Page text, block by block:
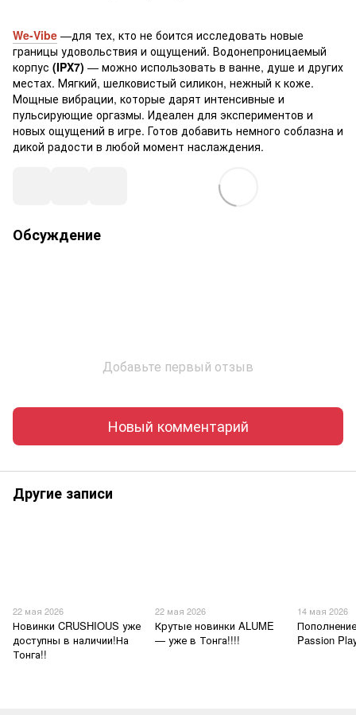
We-Vibe —для тех, кто не боится исследовать новые
границы удовольствия и ощущений. Водонепроницаемый
корпус (IPX7) — можно использовать в ванне, душе и других
местах. Мягкий, шелковистый силикон, нежный к коже.
Мощные вибрации, которые дарят интенсивные и
пульсирующие оргазмы. Идеален для экспериментов и
новых ощущений в игре. Готов добавить немного соблазна и
дикой радости в любой момент наслаждения.
Обсуждение
Добавьте первый отзыв
Новый комментарий
Другие записи
22 мая 2026
Новинки CRUSHIOUS уже
доступны в наличии!На
Тонга!!
22 мая 2026
Крутые новинки ALUME
— уже в Тонга!!!!
14 мая 2026
Passion